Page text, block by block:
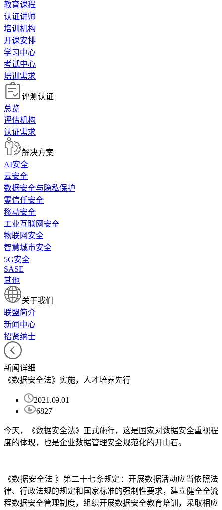
教育课程
认证讲师
培训机构
开课安排
学习中心
考试中心
培训需求
评测认证
总览
评估机构
认证需求
解决方案
AI安全
云安全
数据安全与隐私保护
零信任安全
移动安全
工业互联网安全
物联网安全
智慧城市安全
5G安全
SASE
其他
关于我们
联盟简介
新闻中心
招贤纳士
新闻详细
《数据安全法》实施，人才培养先行
2021.09.01
6827
今天，《数据安全法》正式施行，这是国家对数据安全重视程
度的体现，也是企业数据管理安全规范化的开山石。
《数据安全法 》第二十七条规定：开展数据活动应当依照法
律、行政法规的规定和国家标准的强制性要求，建立健全全流
程数据安全管理制度，组织开展数据安全教育培训，采取相应